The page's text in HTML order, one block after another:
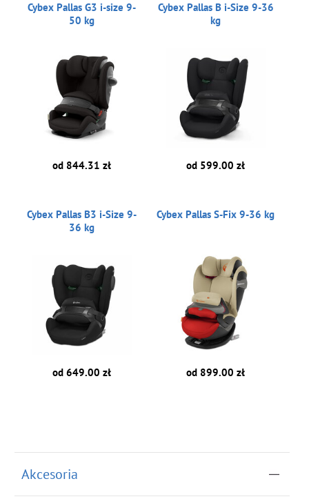
Cybex Pallas G3 i-size 9-
50 kg
od 844.31 zł
Cybex Pallas B i-Size 9-36
kg
od 599.00 zł
Cybex Pallas B3 i-Size 9-
36 kg
od 649.00 zł
Cybex Pallas S-Fix 9-36 kg
od 899.00 zł
Akcesoria